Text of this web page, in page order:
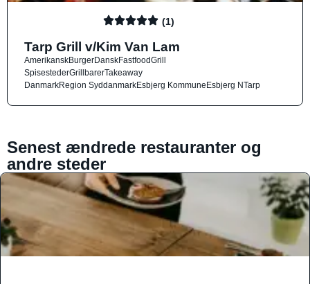
(1)
Tarp Grill v/Kim Van Lam
AmerikanskBurgerDanskFastfoodGrill
SpisestederGrillbarerTakeaway
DanmarkRegion SyddanmarkEsbjerg KommuneEsbjerg NTarp
Senest ændrede restauranter og
andre steder